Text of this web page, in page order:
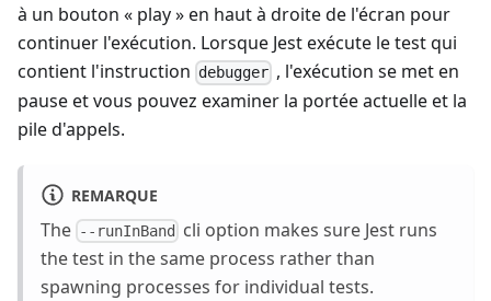
à un bouton « play » en haut à droite de l'écran pour
continuer l'exécution. Lorsque Jest exécute le test qui
contient l'instruction debugger , l'exécution se met en
pause et vous pouvez examiner la portée actuelle et la
pile d'appels.
REMARQUE
The --runInBand
cli option makes sure Jest runs
the test in the same process rather than
spawning processes for individual tests.